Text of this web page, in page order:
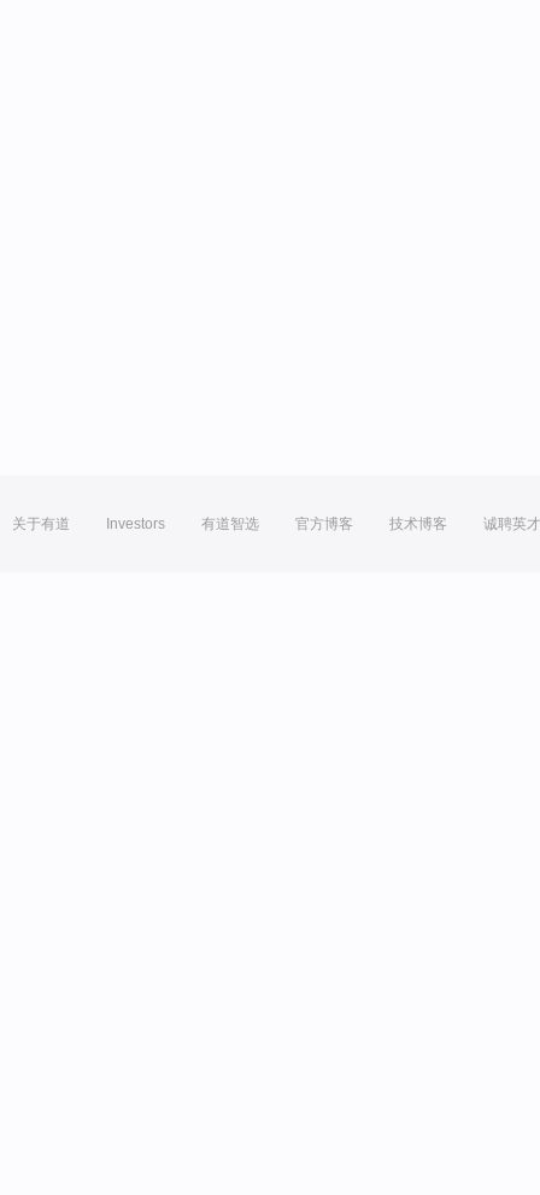
关于有道 Investors 有道智选 官方博客 技术博客 诚聘英才